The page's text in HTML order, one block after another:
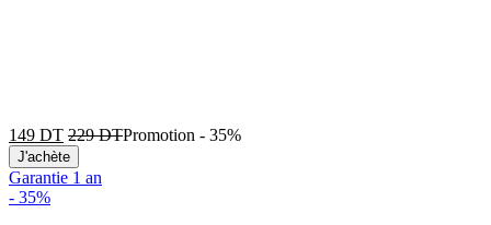
149 DT 229DTPromotion - 35%
J'achète
Garantie 1 an
- 35%